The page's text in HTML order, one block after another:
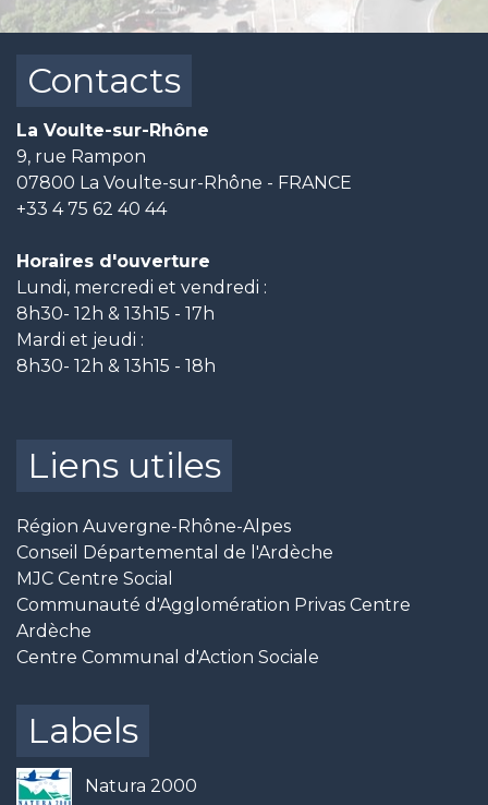
Contacts
La Voulte-sur-Rhône
9, rue Rampon
07800 La Voulte-sur-Rhône - FRANCE
+33 4 75 62 40 44
Horaires d'ouverture
Lundi, mercredi et vendredi :
8h30- 12h & 13h15 - 17h
Mardi et jeudi :
8h30- 12h & 13h15 - 18h
Liens utiles
Région Auvergne-Rhône-Alpes
Conseil Départemental de l'Ardèche
MJC Centre Social
Communauté d'Agglomération Privas Centre
Ardèche
Centre Communal d'Action Sociale
Labels
Natura 2000